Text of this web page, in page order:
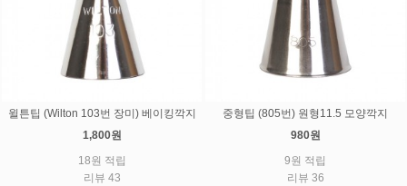
윌튼팁 (Wilton 103번 장미) 베이킹깍지
1,800원
18원 적립
리뷰 43
중형팁 (805번) 원형11.5 모양깍지
980원
9원 적립
리뷰 36